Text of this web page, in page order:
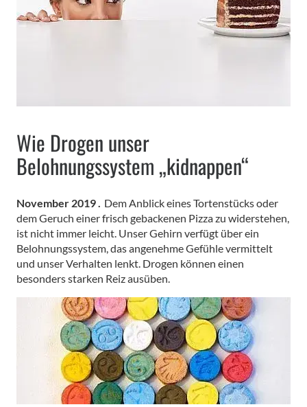
Wie Drogen unser
Belohnungssystem „kidnappen“
November 2019 . Dem Anblick eines Tortenstücks oder
dem Geruch einer frisch gebackenen Pizza zu widerstehen,
ist nicht immer leicht. Unser Gehirn verfügt über ein
Belohnungssystem, das angenehme Gefühle vermittelt
und unser Verhalten lenkt. Drogen können einen
besonders starken Reiz ausüben.